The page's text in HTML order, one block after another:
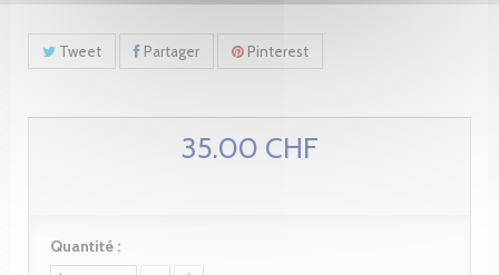
Tweet Partager Pinterest
35.00 CHF
Quantité :